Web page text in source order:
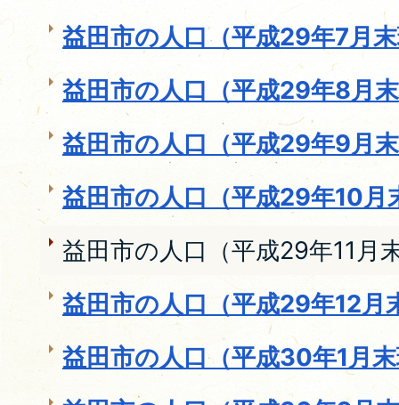
益田市の人口（平成29年7月
益田市の人口（平成29年8月
益田市の人口（平成29年9月
益田市の人口（平成29年10月
益田市の人口（平成29年11月
益田市の人口（平成29年12月
益田市の人口（平成30年1月